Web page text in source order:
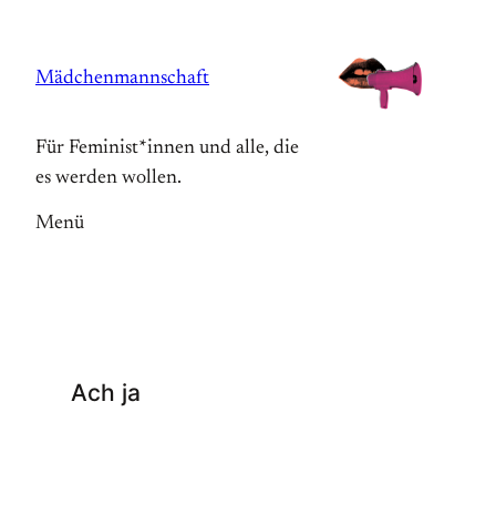
springen
Mädchenmannschaft
Für Feminist*innen und alle, die
es werden wollen.
Menü
Ach ja